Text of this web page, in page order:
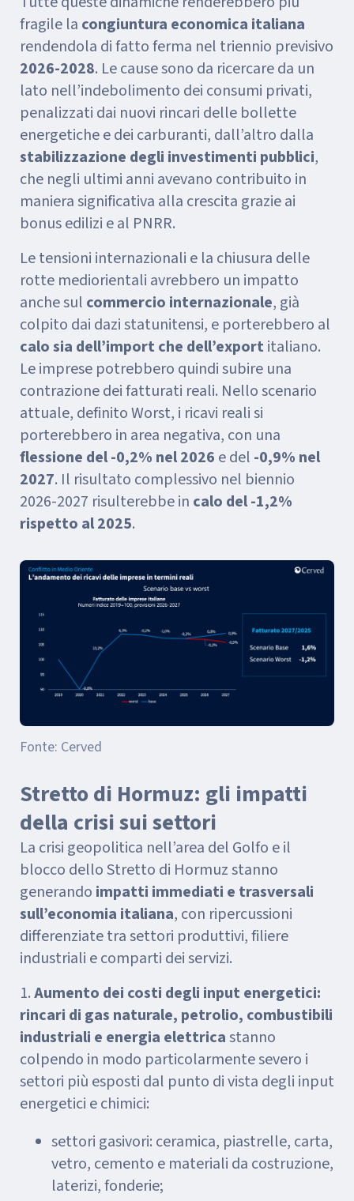
fragile la congiuntura economica italiana
rendendola di fatto ferma nel triennio previsivo
2026-2028. Le cause sono da ricercare da un
lato nell’indebolimento dei consumi privati,
penalizzati dai nuovi rincari delle bollette
energetiche e dei carburanti, dall’altro dalla
stabilizzazione degli investimenti pubblici,
che negli ultimi anni avevano contribuito in
maniera significativa alla crescita grazie ai
bonus edilizi e al PNRR.
Le tensioni internazionali e la chiusura delle
rotte mediorientali avrebbero un impatto
anche sul commercio internazionale, già
colpito dai dazi statunitensi, e porterebbero al
calo sia dell’import che dell’exportitaliano.
Le imprese potrebbero quindi subire una
contrazione dei fatturati reali. Nello scenario
attuale, definito Worst, i ricavi reali si
porterebbero in area negativa, con una
flessione del -0,2% nel 2026 e del -0,9% nel
2027. Il risultato complessivo nel biennio
2026-2027 risulterebbe in calo del -1,2%
rispetto al 2025.
Fonte: Cerved
Stretto di Hormuz: gli impatti
della crisi sui settori
La crisi geopolitica nell’area del Golfo e il
blocco dello Stretto di Hormuz stanno
generando impatti immediati e trasversali
sull’economia italiana, con ripercussioni
differenziate tra settori produttivi, filiere
industriali e comparti dei servizi.
1.Aumento dei costi degli input energetici:
rincari di gas naturale, petrolio, combustibili
industriali e energia elettricastanno
colpendo in modo particolarmente severo i
settori più esposti dal punto di vista degli input
energetici e chimici:
settori gasivori: ceramica, piastrelle, carta,
vetro, cemento e materiali da costruzione,
laterizi, fonderie;